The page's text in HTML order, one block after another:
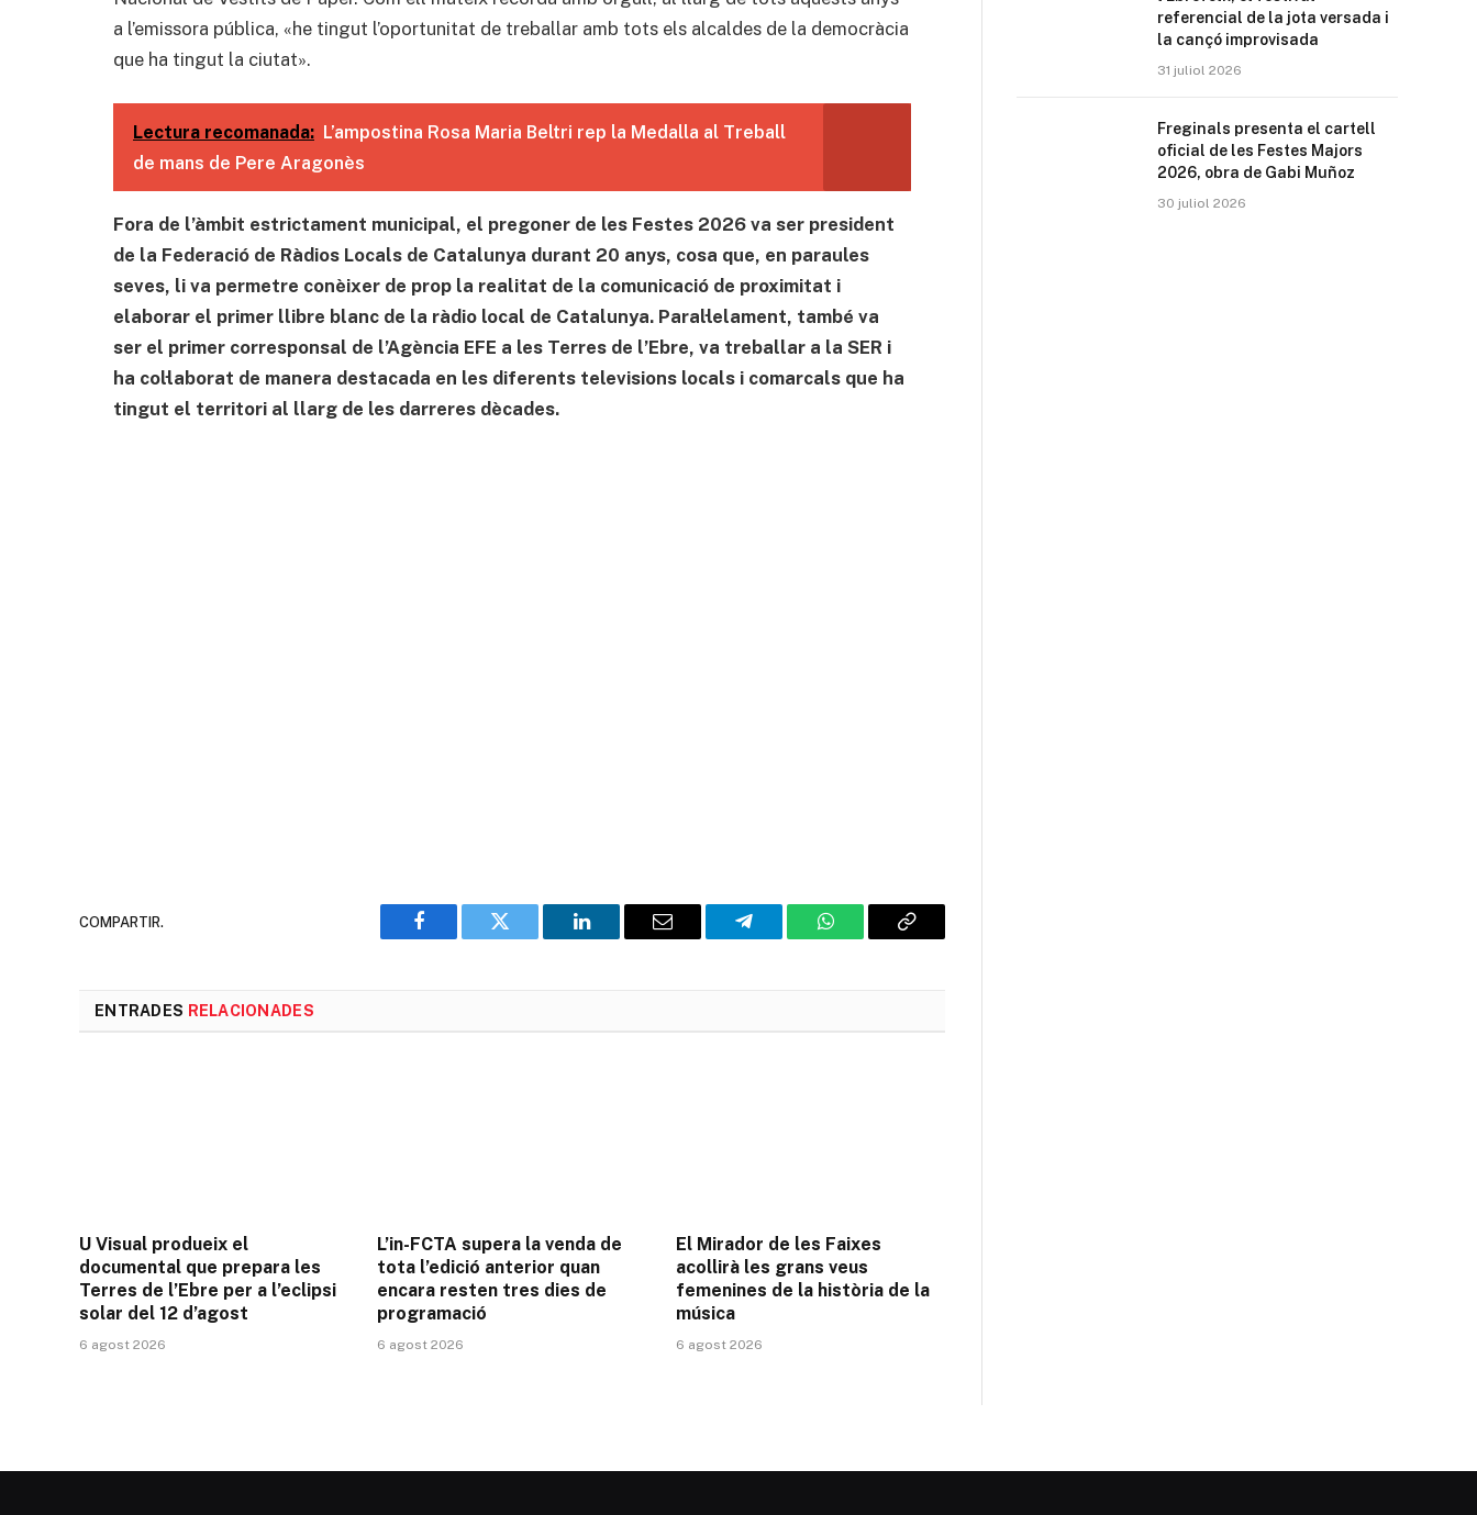
a l’emissora pública, «he tingut l’oportunitat de treballar amb tots els alcaldes de la democràcia
que ha tingut la ciutat».
Lectura recomanada: L’ampostina Rosa Maria Beltri rep la Medalla al Treball
de mans de Pere Aragonès
Fora de l’àmbit estrictament municipal, el pregoner de les Festes 2026 va ser president
de la Federació de Ràdios Locals de Catalunya durant 20 anys, cosa que, en paraules
seves, li va permetre conèixer de prop la realitat de la comunicació de proximitat i
elaborar el primer llibre blanc de la ràdio local de Catalunya. Paral·lelament, també va
ser el primer corresponsal de l’Agència EFE a les Terres de l’Ebre, va treballar a la SER i
ha col·laborat de manera destacada en les diferents televisions locals i comarcals que ha
tingut el territori al llarg de les darreres dècades.
COMPARTIR.
Facebook Twitter LinkedIn Email Telegram WhatsAppCopia
ENTRADES RELACIONADES
U Visual produeix el
documental que prepara les
Terres de l’Ebre per a l’eclipsi
solar del 12 d’agost
6 agost 2026
L’in-FCTA supera la venda de
tota l’edició anterior quan
encara resten tres dies de
programació
6 agost 2026
El Mirador de les Faixes
acollirà les grans veus
femenines de la història de la
música
6 agost 2026
referencial de la jota versada i
la cançó improvisada
31 juliol 2026
Freginals presenta el cartell
oficial de les Festes Majors
2026, obra de Gabi Muñoz
30 juliol 2026